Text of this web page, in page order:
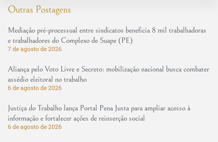
Outras Postagens
Mediação pré-processual entre sindicatos beneficia 8 mil trabalhadoras
e trabalhadores do Complexo de Suape (PE)
7 de agosto de 2026
Aliança pelo Voto Livre e Secreto: mobilização nacional busca combater
assédio eleitoral no trabalho
6 de agosto de 2026
Justiça do Trabalho lança Portal Pena Justa para ampliar acesso à
informação e fortalecer ações de reinserção social
6 de agosto de 2026